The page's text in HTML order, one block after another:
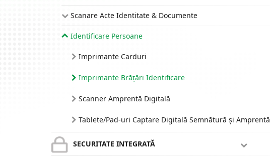
Scanare Acte Identitate & Documente
Identificare Persoane
Imprimante Carduri
Imprimante Brățări Identificare
Scanner Amprentă Digitală
Tablete/Pad-uri Captare Digitală Semnătură și Amprentă
SECURITATE INTEGRATĂ